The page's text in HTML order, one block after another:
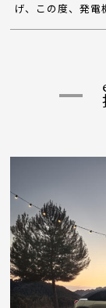
げ、この度、発電